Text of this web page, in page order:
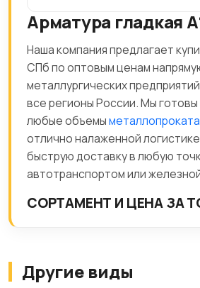
Арматура гладкая
Наша компания предлагает
СПб по оптовым ценам
металлургических
все регионы России. Мы
любые объемыметаллопроката
отлично налаженной
быструю доставку в любую
автотранспортом или
СОРТАМЕНТ И ЦЕНА ЗА
Другие виды